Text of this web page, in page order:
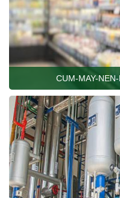
CUM-MAY-